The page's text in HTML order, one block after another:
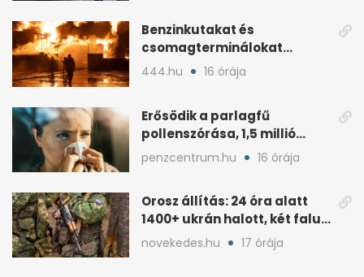
Benzinkutakat és
csomagterminálokat
támadnak: sérül Ukrajna
444.hu 16 órája
Erősödik a parlagfű
pollenszórása, 1,5 millió
magyart érinthet
penzcentrum.hu 16 órája
Orosz állítás: 24 óra alatt
1400+ ukrán halott, két falu
elfoglalva
novekedes.hu 17 órája